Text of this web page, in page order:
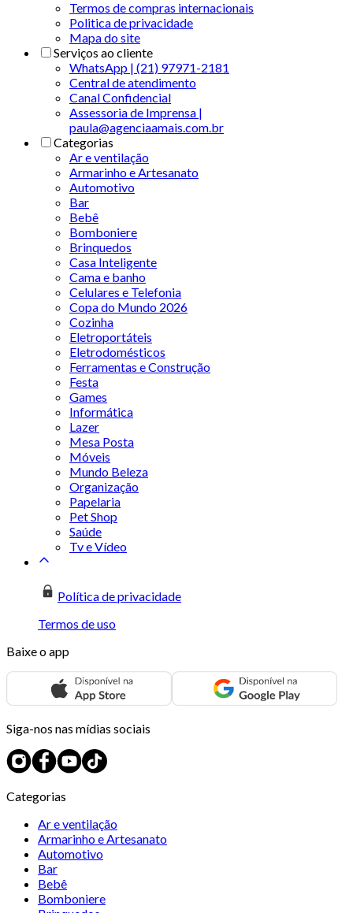
Termos de compras internacionais
Politica de privacidade
Mapa do site
Serviços ao cliente
WhatsApp | (21) 97971-2181
Central de atendimento
Canal Confidencial
Assessoria de Imprensa |
paula@agenciaamais.com.br
Categorias
Ar e ventilação
Armarinho e Artesanato
Automotivo
Bar
Bebê
Bomboniere
Brinquedos
Casa Inteligente
Cama e banho
Celulares e Telefonia
Copa do Mundo 2026
Cozinha
Eletroportáteis
Eletrodomésticos
Ferramentas e Construção
Festa
Games
Informática
Lazer
Mesa Posta
Móveis
Mundo Beleza
Organização
Papelaria
Pet Shop
Saúde
Tv e Vídeo
Política de privacidade
Termos de uso
Baixe o app
Siga-nos nas mídias sociais
Categorias
Ar e ventilação
Armarinho e Artesanato
Automotivo
Bar
Bebê
Bomboniere